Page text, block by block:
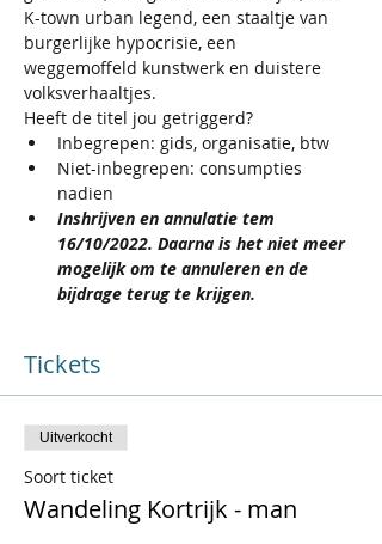
K-town urban legend, een staaltje van
burgerlijke hypocrisie, een
weggemoffeld kunstwerk en duistere
volksverhaaltjes.
Heeft de titel jou getriggerd?
Inbegrepen: gids, organisatie, btw
Niet-inbegrepen: consumpties
nadien
Inshrijven en annulatie tem
16/10/2022. Daarna is het niet meer
mogelijk om te annuleren en de
bijdrage terug te krijgen.
Tickets
Uitverkocht
Soort ticket
Wandeling Kortrijk - man